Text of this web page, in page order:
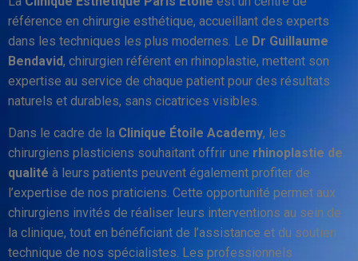
référence en chirurgie esthétique, accueillant des experts
dans les techniques les plus modernes. Le Dr Guillaume
Bendavid, chirurgien référent en rhinoplastie, mettent son
expertise au service de chaque patient pour des résultats
naturels et durables, sans cicatrices visibles.
Dans le cadre de la Clinique Étoile Academy, les
chirurgiens plasticiens souhaitant offrir une rhinoplastie de
qualité à leurs patients peuvent également profiter de
l’expertise de nos praticiens. Cette opportunité permet aux
chirurgiens invités de réaliser leurs interventions au sein de
la clinique, tout en bénéficiant de l’assistance et du soutien
technique de nos spécialistes. Les professionnels